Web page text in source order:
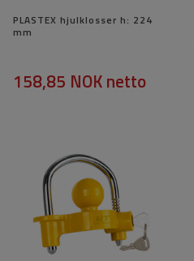
PLASTEX hjulklosser h: 224
mm
158,85 NOKnetto